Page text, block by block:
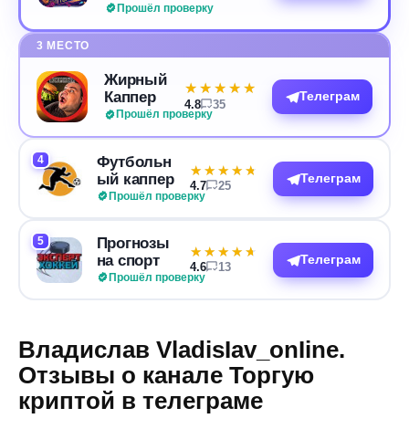
Прошёл проверку
3 МЕСТО
Жирный
Каппер
Прошёл проверку
★★★★★
★★★★★
4.8 35
Телеграм
4
Футбольн
ый каппер
Прошёл проверку
★★★★★
★★★★★
4.7 25
Телеграм
5
Прогнозы
на спорт
Прошёл проверку
★★★★★
★★★★★
4.6 13
Телеграм
Владислав VladisIav_onIine.
Отзывы о канале Торгую
криптой в телеграме